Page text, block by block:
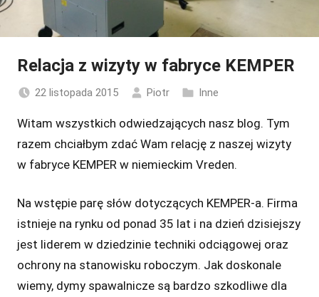
Relacja z wizyty w fabryce KEMPER
22 listopada 2015 Piotr Inne
Witam wszystkich odwiedzających nasz blog. Tym
razem chciałbym zdać Wam relację z naszej wizyty
w fabryce KEMPER w niemieckim Vreden.
Na wstępie parę słów dotyczących KEMPER-a. Firma
istnieje na rynku od ponad 35 lat i na dzień dzisiejszy
jest liderem w dziedzinie techniki odciągowej oraz
ochrony na stanowisku roboczym. Jak doskonale
wiemy, dymy spawalnicze są bardzo szkodliwe dla